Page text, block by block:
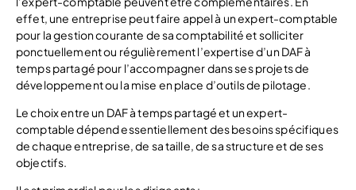
effet, une entreprise peut faire appel à un expert-comptable
pour la gestion courante de sa comptabilité et solliciter
ponctuellement ou régulièrement l’expertise d’un DAF à
temps partagé pour l’accompagner dans ses projets de
développement ou la mise en place d’outils de pilotage.
Le choix entre un DAF à temps partagé et un expert-
comptable dépend essentiellement des besoins spécifiques
de chaque entreprise, de sa taille, de sa structure et de ses
objectifs.